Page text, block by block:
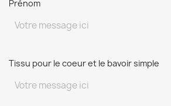
Prénom
Tissu pour le coeur et le bavoir simple